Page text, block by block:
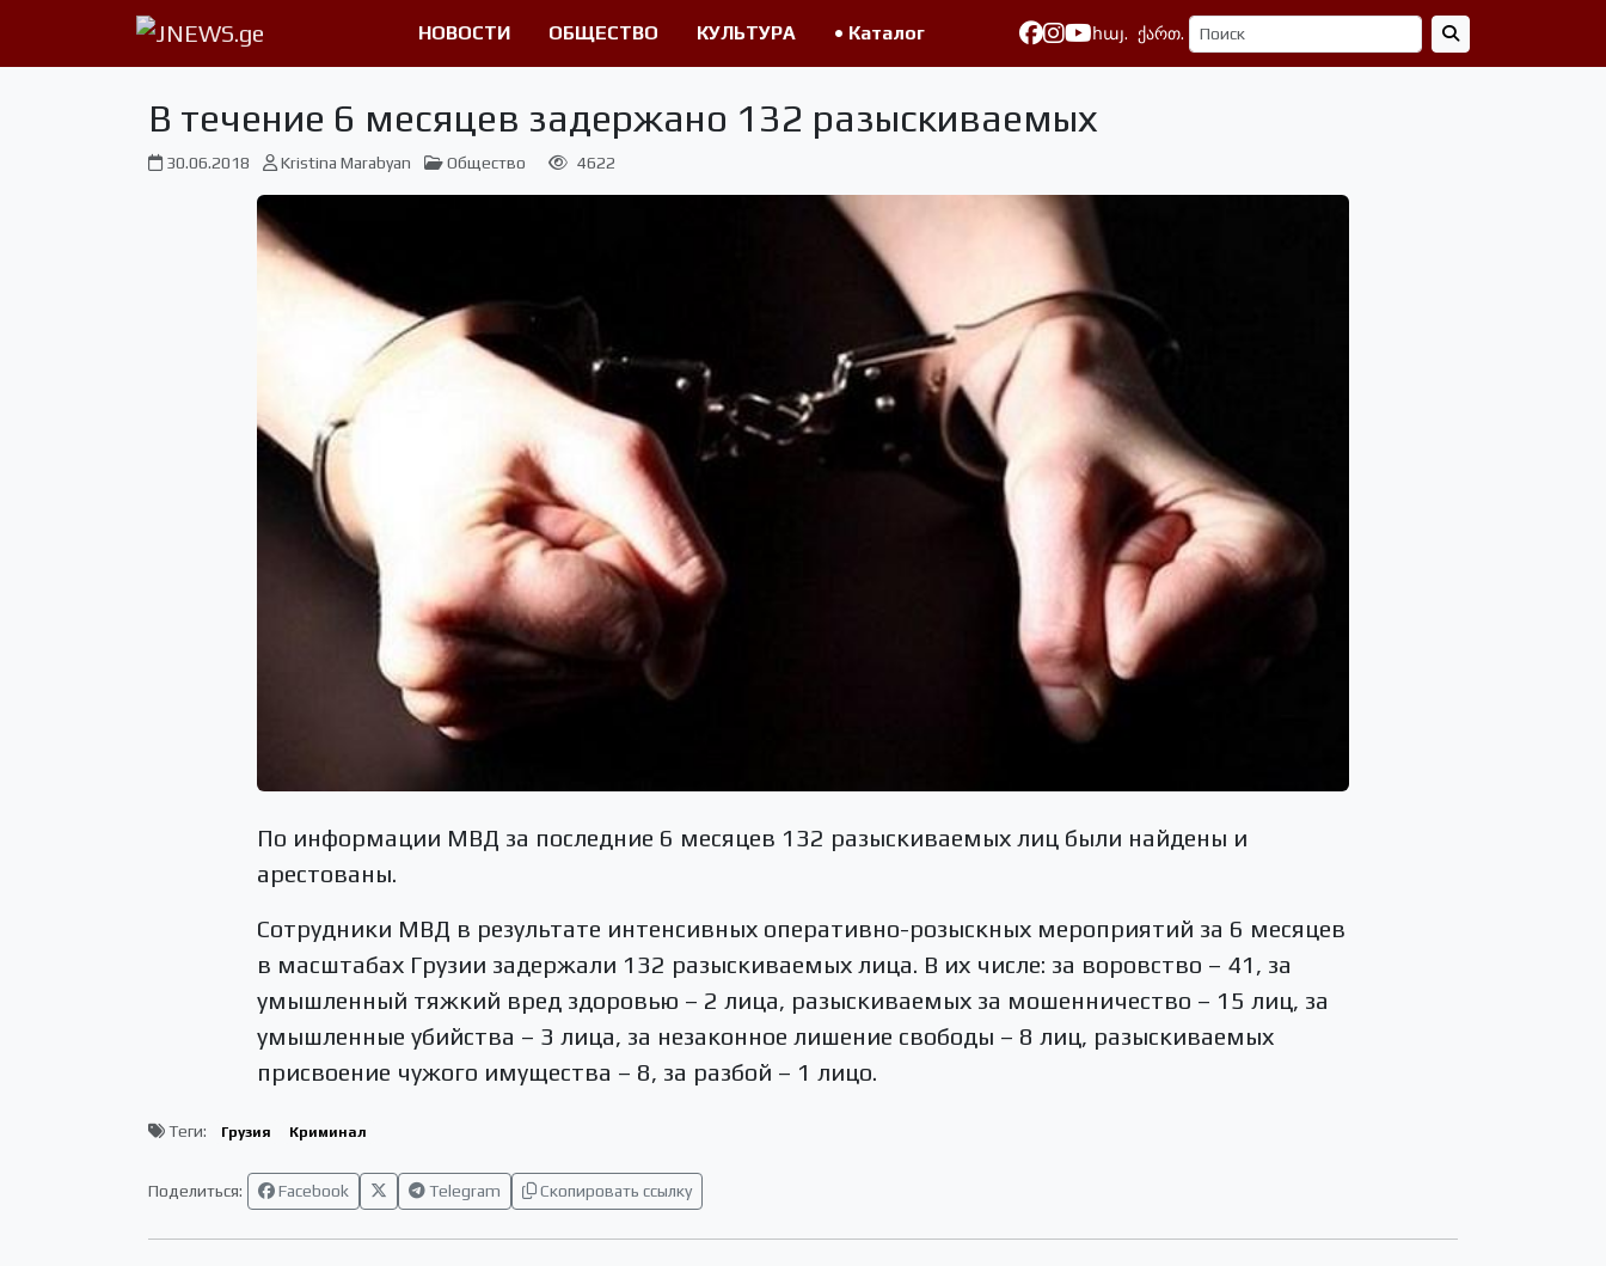
НОВОСТИ ОБЩЕСТВО КУЛЬТУРА • Каталог հայ. ქართ.
В течение 6 месяцев задержано 132 разыскиваемых
30.06.2018 Kristina Marabyan Общество 4622
По информации МВД за последние 6 месяцев 132 разыскиваемых лиц были найдены и
арестованы.
Сотрудники МВД в результате интенсивных оперативно-розыскных мероприятий за 6 месяцев
в масштабах Грузии задержали 132 разыскиваемых лица. В их числе: за воровство – 41, за
умышленный тяжкий вред здоровью – 2 лица, разыскиваемых за мошенничество – 15 лиц, за
умышленные убийства – 3 лица, за незаконное лишение свободы – 8 лиц, разыскиваемых
присвоение чужого имущества – 8, за разбой – 1 лицо.
Теги: Грузия Криминал
Поделиться: Facebook Telegram Скопировать ссылку